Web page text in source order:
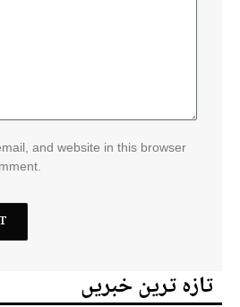
and website in this browser
تازہ ترین خبریں